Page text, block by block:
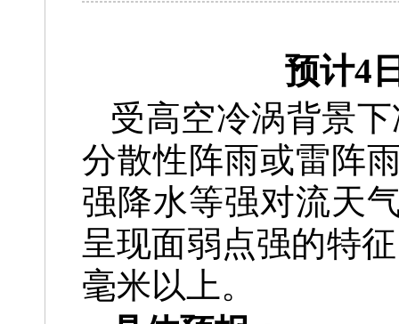
预计4
受高空冷涡背景
分散性阵雨或雷阵
强降水等强对流天
呈现面弱点强的特
毫米以上。